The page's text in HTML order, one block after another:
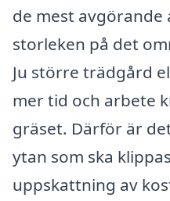
de mest avgörande
storleken på det
Ju större trädgård
mer tid och arbete
gräset. Därför är
ytan som ska
uppskattning av